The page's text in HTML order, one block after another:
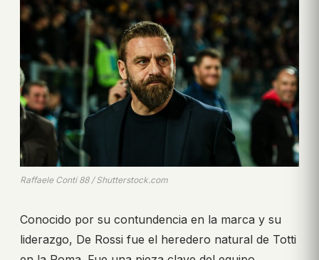
Raffaele Conti 88 / Shutterstock.com
Conocido por su contundencia en la marca y su
liderazgo, De Rossi fue el heredero natural de Totti